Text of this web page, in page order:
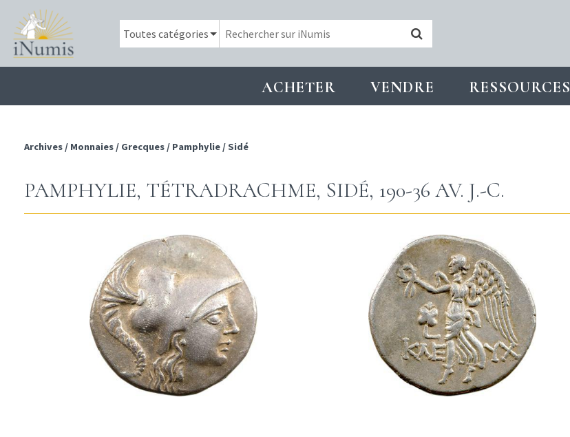
ACHETER VENDRE RESSOURCES
Archives / Monnaies / Grecques / Pamphylie / Sidé
PAMPHYLIE, TÉTRADRACHME, SIDÉ, 190-36 AV. J.-C.